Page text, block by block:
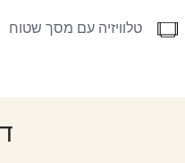
טלוויזיה עם מסך שטוח